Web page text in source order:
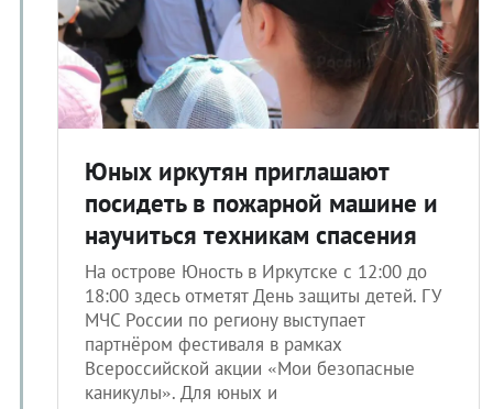
Юных иркутян приглашают
посидеть в пожарной машине и
научиться техникам спасения
На острове Юность в Иркутске с 12:00 до
18:00 здесь отметят День защиты детей. ГУ
МЧС России по региону выступает
партнёром фестиваля в рамках
Всероссийской акции «Мои безопасные
каникулы». Для юных и